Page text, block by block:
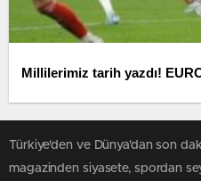
Millilerimiz tarih yazdı!
Türkiye'den ve Dünya’dan son
magazinden siyasete, spordan